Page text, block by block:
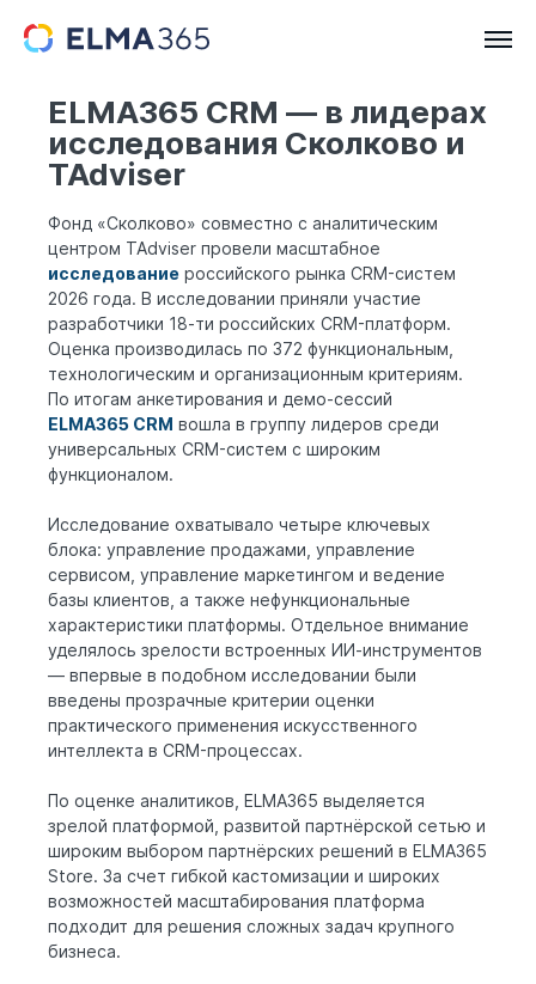
ELMA365 CRM ― в лидерах
исследования Сколково и
TAdviser
Фонд «Сколково» совместно с аналитическим
центром TAdviser провели масштабное
исследование российского рынка CRM-систем
2026 года. В исследовании приняли участие
разработчики 18-ти российских CRM-платформ.
Оценка производилась по 372 функциональным,
технологическим и организационным критериям.
По итогам анкетирования и демо-сессий
ELMA365 CRM вошла в группу лидеров среди
универсальных CRM-систем с широким
функционалом.
Исследование охватывало четыре ключевых
блока: управление продажами, управление
сервисом, управление маркетингом и ведение
базы клиентов, а также нефункциональные
характеристики платформы. Отдельное внимание
уделялось зрелости встроенных ИИ-инструментов
— впервые в подобном исследовании были
введены прозрачные критерии оценки
практического применения искусственного
интеллекта в CRM-процессах.
По оценке аналитиков, ELMA365 выделяется
зрелой платформой, развитой партнёрской сетью и
широким выбором партнёрских решений в ELMA365
Store. За счет гибкой кастомизации и широких
возможностей масштабирования платформа
подходит для решения сложных задач крупного
бизнеса.